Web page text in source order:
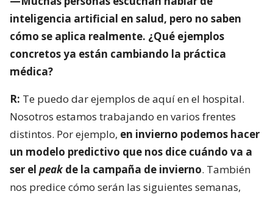
inteligencia artificial en salud, pero no saben
cómo se aplica realmente. ¿Qué ejemplos
concretos ya están cambiando la práctica
médica?
R: Te puedo dar ejemplos de aquí en el hospital.
Nosotros estamos trabajando en varios frentes
distintos. Por ejemplo, en invierno podemos hacer
un modelo predictivo que nos dice cuándo va a
ser el peakde la campaña de invierno. También
nos predice cómo serán las siguientes semanas,